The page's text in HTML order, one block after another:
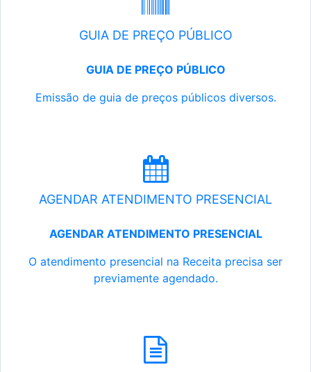
GUIA DE PREÇO PÚBLICO
GUIA DE PREÇO PÚBLICO
Emissão de guia de preços públicos diversos.
AGENDAR ATENDIMENTO PRESENCIAL
AGENDAR ATENDIMENTO PRESENCIAL
O atendimento presencial na Receita precisa ser
previamente agendado.